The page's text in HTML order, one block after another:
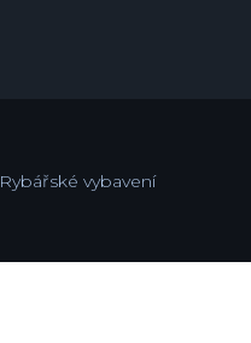
Rybářské vybavení